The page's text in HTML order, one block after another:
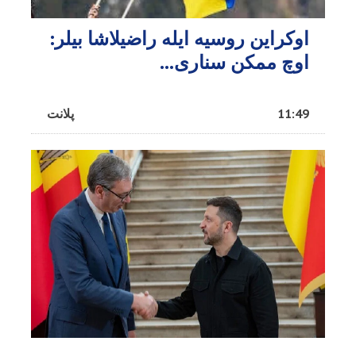
اوکراین روسیه ایله راضیلاشا بیلر:
اوچ ممکن سناری...
پلانت 11:49